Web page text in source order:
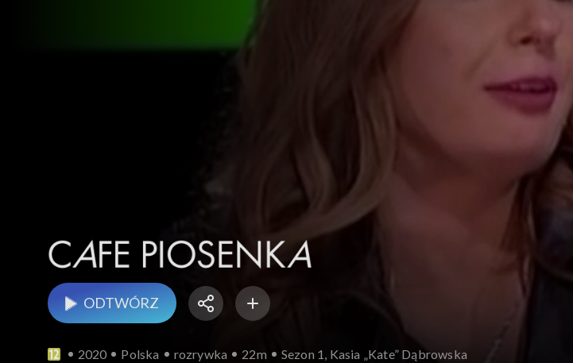
ODTWÓRZ
2020 Polska rozrywka 22m Sezon 1, Kasia „Kate” Dąbrowska